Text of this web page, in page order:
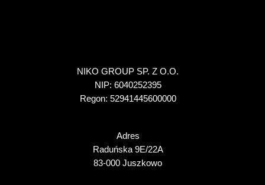
NIKO GROUP SP. Z O.O.
NIP: 6040252395
Regon: 52941445600000
Adres
Raduńska 9E/22A
83-000 Juszkowo